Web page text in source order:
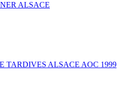
ALSACE
TARDIVES ALSACE AOC 1999